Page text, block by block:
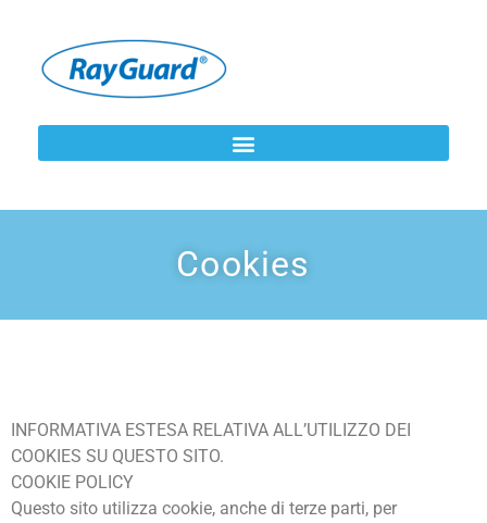
Cookies
INFORMATIVA ESTESA RELATIVA ALL’UTILIZZO DEI
COOKIES SU QUESTO SITO.
COOKIE POLICY
Questo sito utilizza cookie, anche di terze parti, per